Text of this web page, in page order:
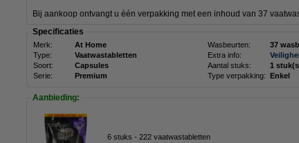
Bij aankoop ontvangt u één verpakking met een inhoud van 37
Specificaties
Merk: At Home Wasbeurten:
37
Type:
Vaatwastabletten Extra info:
Soort:
Capsules Aantal stuks:
1
Serie:
Premium Type verpakking: Enkel
Aanbieding:
6 stuks - 222 vaatwastabletten